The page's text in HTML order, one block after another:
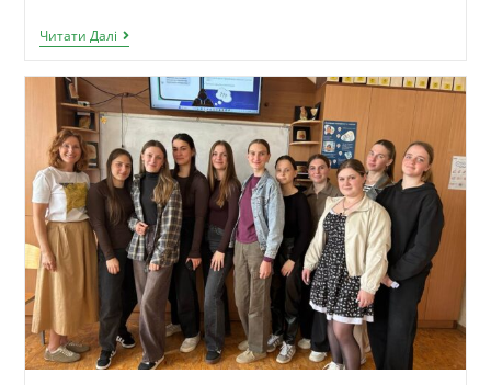
Читати Далі